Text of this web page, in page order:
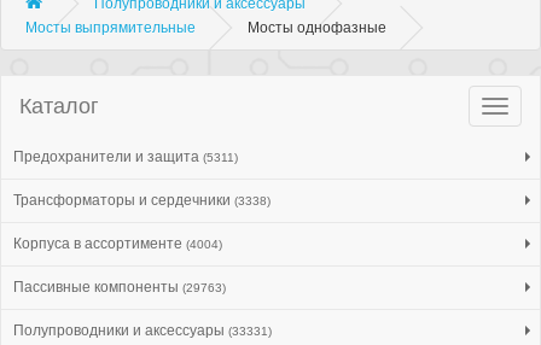
Полупроводники и аксессуары
Мосты выпрямительные
Мосты однофазные
Каталог
Предохранители и защита (5311)
Трансформаторы и сердечники (3338)
Корпуса в ассортименте (4004)
Пассивные компоненты (29763)
Полупроводники и аксессуары (33331)